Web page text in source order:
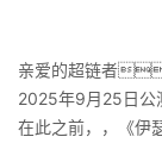
亲爱的超链者
2025年9月25日公
在此之前，，《伊